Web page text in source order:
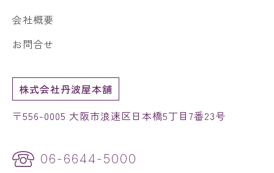
会社概要
お問合せ
株式会社丹波屋本舗
〒556-0005 大阪市浪速区日本橋5丁目7番23号
06-6644-5000